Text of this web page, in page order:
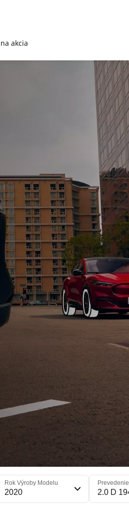
akcia
Rok Výroby Modelu
2020
Prevedenie
2.0 D